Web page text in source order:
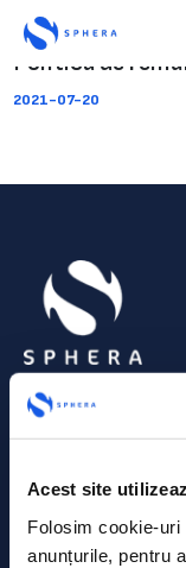
Acest site
Folosim cookie-
anunțurile, pentru
Politica de
2021-07-20
Contact